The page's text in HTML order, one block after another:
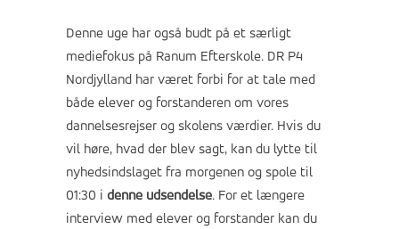
Denne uge har også budt på et særligt
mediefokus på Ranum Efterskole. DR P4
Nordjylland har været forbi for at tale med
både elever og forstanderen om vores
dannelsesrejser og skolens værdier. Hvis du
vil høre, hvad der blev sagt, kan du lytte til
nyhedsindslaget fra morgenen og spole til
01:30 i denne udsendelse. For et længere
interview med elever og forstander kan du